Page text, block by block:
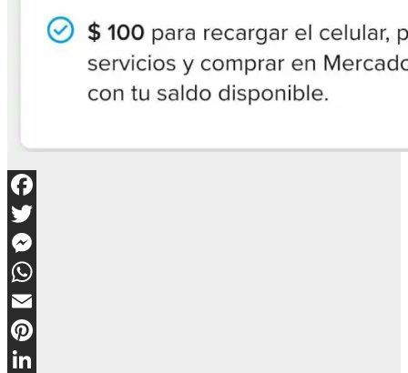
Facebook
Twitter
Messenger
WhatsApp
Email
Pinterest